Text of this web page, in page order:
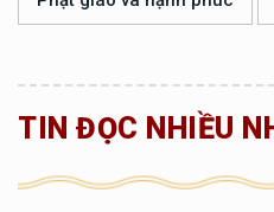
TIN ĐỌC NHIỀU